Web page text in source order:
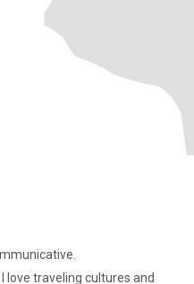
I love traveling cultures and